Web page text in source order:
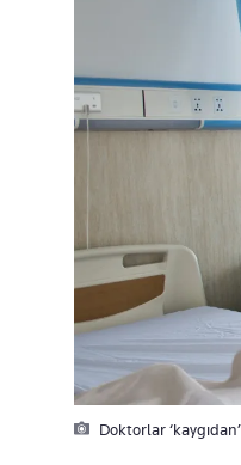
Doktorlar